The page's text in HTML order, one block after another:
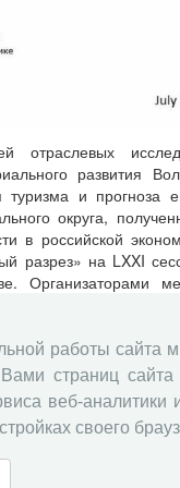
отраслевых
развития
туризма и прогноза
округа,
в российской
разрез» на LXXI
молодых
советов
мероприятиях
работы сайта
страниц сайта
веб-аналитики
своего